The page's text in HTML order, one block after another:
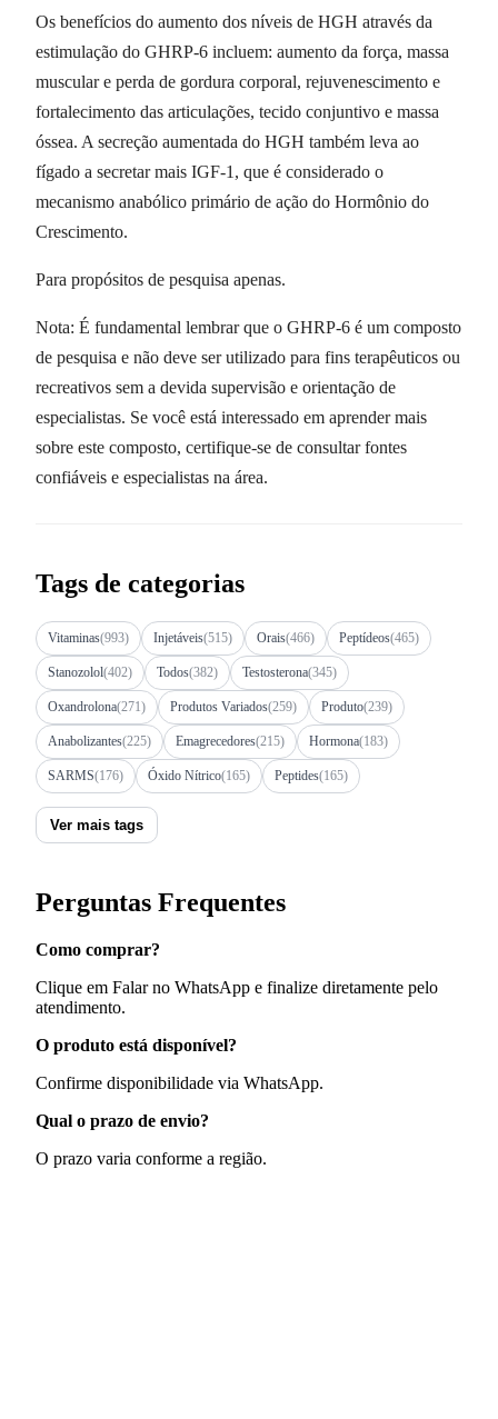
Os benefícios do aumento dos níveis de HGH através da
estimulação do GHRP-6 incluem: aumento da força, massa
muscular e perda de gordura corporal, rejuvenescimento e
fortalecimento das articulações, tecido conjuntivo e massa
óssea. A secreção aumentada do HGH também leva ao
fígado a secretar mais IGF-1, que é considerado o
mecanismo anabólico primário de ação do Hormônio do
Crescimento.
Para propósitos de pesquisa apenas.
Nota: É fundamental lembrar que o GHRP-6 é um composto
de pesquisa e não deve ser utilizado para fins terapêuticos ou
recreativos sem a devida supervisão e orientação de
especialistas. Se você está interessado em aprender mais
sobre este composto, certifique-se de consultar fontes
confiáveis e especialistas na área.
Tags de categorias
Vitaminas(993) Injetáveis(515) Orais(466) Peptídeos(465)
Stanozolol(402) Todos(382) Testosterona(345)
Oxandrolona(271) Produtos Variados(259) Produto(239)
Anabolizantes(225) Emagrecedores(215) Hormona(183)
SARMS(176) Óxido Nítrico(165) Peptides(165)
Ver mais tags
Perguntas Frequentes
Como comprar?
Clique em Falar no WhatsApp e finalize diretamente pelo
atendimento.
O produto está disponível?
Confirme disponibilidade via WhatsApp.
Qual o prazo de envio?
O prazo varia conforme a região.